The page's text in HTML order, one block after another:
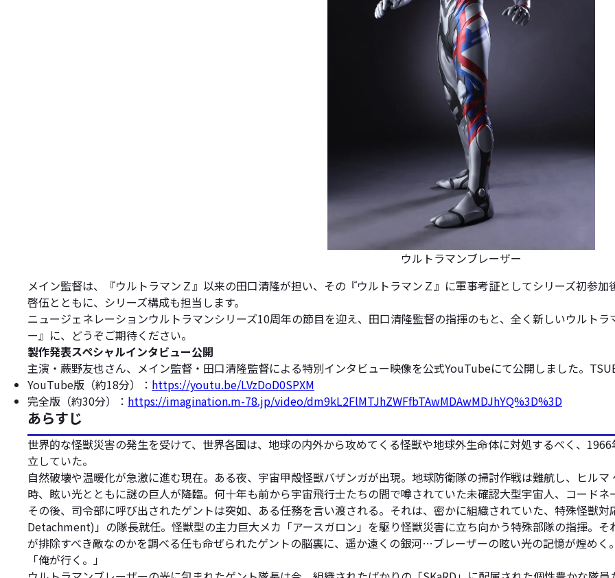
ウルトラマンブレーザー
メイン監督は、『ウルトラマンＺ』以来の田口清隆が担い、その『ウルトラマンＺ』に軍事考証としてシリーズ初参
啓伍とともに、シリーズ構成も担当します。
ニュージェネレーションウルトラマンシリーズ10周年の節目を迎え、田口清隆監督の指揮のもと、全く新しいウルト
ー』に、どうぞご期待ください。
製作発表スペシャルインタビュー公開
主演・蕨野友也さん、メイン監督・田口清隆監督による特別インタビュー映像を公式YouTubeにて公開しました。
YouTube版（約18分）： https://youtu.be/LVzDoD0SPXM
完全版（約30分）： https://imagination.m-78.jp/video/dm9kL2FlMTJhZWFfbTAwMDAwMDJhYQ%3D%3D
あらすじ
世界的な怪獣災害の発生を受けて、世界各国は、地球の内外から攻めてくる怪獣や地球外生命体に対処するべく、
立していた。
自然破壊や温暖化が急激に進む現在。ある夜、宇宙甲殻怪獣バザンガが出現。地球防衛隊の掃討作戦は難航し、ヒル
時、眩い光とともに謎の巨人が降臨。何十年も前から宇宙飛行士たちの間で噂されていた未確認大型宇宙人、コードネ
その後、司令部に呼び出されたゲントは突如、ある任務を言い渡される。それは、密かに組織されていた、特殊怪獣
Detachment)」の隊長就任。怪獣型の主力巨大メカ「アースガロン」を駆り怪獣災害に立ち向かう特殊部隊の指揮。そ
が排除すべき敵なのかを調べる任も命ぜられたゲントの脳裏に、遥か遠くの銀河…ブレーザーの眩い光の記憶が煌めく。
「俺が行く。」